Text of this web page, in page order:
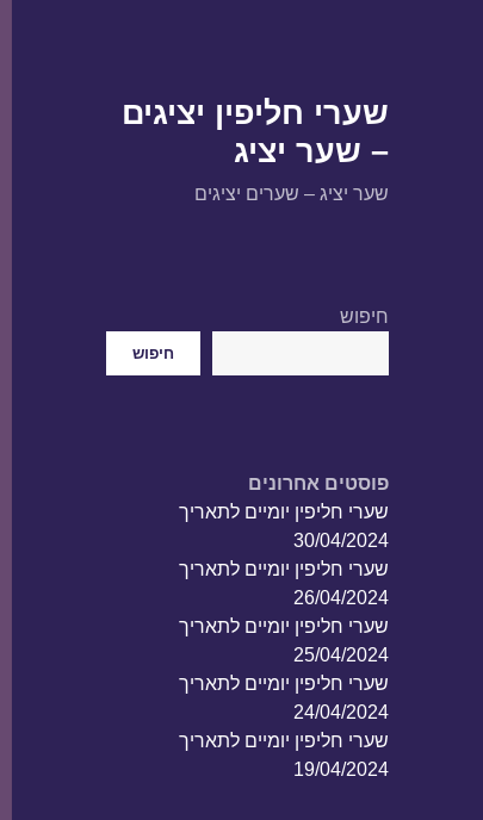
שערי חליפין יציגים
– שער יציג
שער יציג – שערים יציגים
חיפוש
חיפוש
פוסטים אחרונים
שערי חליפין יומיים לתאריך
30/04/2024
שערי חליפין יומיים לתאריך
26/04/2024
שערי חליפין יומיים לתאריך
25/04/2024
שערי חליפין יומיים לתאריך
24/04/2024
שערי חליפין יומיים לתאריך
19/04/2024